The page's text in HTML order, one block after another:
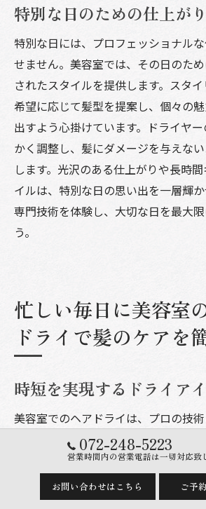
特別な日のための仕上が
特別な日には、プロフェッショナル
せません。美容室では、その日のた
されたスタイルを提供します。スタ
希望に応じて髪型を提案し、個々の
出すよう心掛けています。ドライヤ
かく調整し、髪にダメージを与えな
します。光沢のある仕上がりや長時
イルは、特別な日の思い出を一層輝
専門技術を体験し、大切な日を最大
う。
忙しい毎日に美容室
ドライで髪のケアを
時短を実現するドライア
美容室でのヘアドライは、プロの技
り、時短を実現します。忙しい現代人
アにかける時間を削減しつつも、質を
重要です。美容室では、高性能なヘア
シを使用し、髪に優しい温度設定と
072-248-5223
営業時間内の営業電話は一切対応致
お問い合わせはこちら ご予